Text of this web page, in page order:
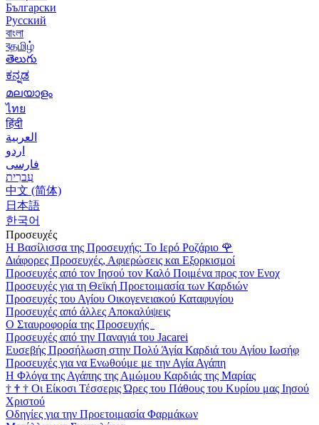
Български
Русский
বাংলা
বதமிழ்
తెలుగు
ಕನ್ನಡ
മലയാളം
ไทย
हिंदी
العربية
اردو
فارسی
עִברִית
中文 (简体)
日本語
한국어
Προσευχές
Η Βασίλισσα της Προσευχής: Το Ιερό Ροζάριο 🌹
Διάφορες Προσευχές, Αφιερώσεις και Εξορκισμοί
Προσευχές από τον Ιησού τον Καλό Ποιμένα προς τον Ενοχ
Προσευχές για τη Θεϊκή Προετοιμασία των Καρδιών
Προσευχές του Αγίου Οικογενειακού Καταφυγίου
Προσευχές από άλλες Αποκαλύψεις
Ο Σταυροφορία της Προσευχής
Προσευχές από την Παναγιά του Jacarei
Ευσεβής Προσήλωση στην Πολύ Άγία Καρδιά του Αγίου Ιωσήφ
Προσευχές για να Ενωθούμε με την Αγία Αγάπη
Η Φλόγα της Αγάπης της Αμώμου Καρδιάς της Μαρίας
† † † Οι Είκοσι Τέσσερις Ώρες του Πάθους του Κυρίου μας Ιησού
Χριστού
Οδηγίες για την Προετοιμασία Φαρμάκων